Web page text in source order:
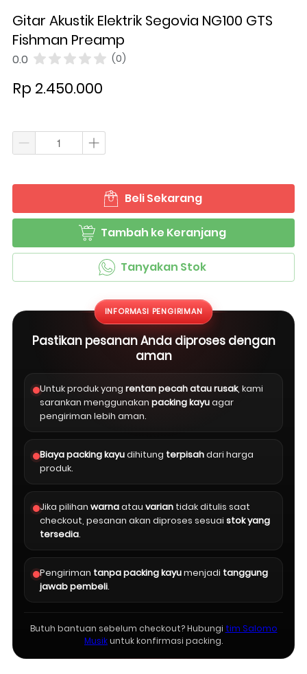
Gitar Akustik Elektrik Segovia NG100 GTS
Fishman Preamp
0.0 (0)
Rp 2.450.000
` Beli Sekarang
` Tambah ke Keranjang
` Tanyakan Stok
INFORMASI PENGIRIMAN
Pastikan pesanan Anda diproses dengan
aman
Untuk produk yang rentan pecah atau rusak, kami
sarankan menggunakan packing kayuagar
pengiriman lebih aman.
Biaya packing kayudihitung terpisahdari harga
produk.
Jika pilihan warnaatau varian tidak ditulis saat
checkout, pesanan akan diproses sesuai stok yang
tersedia.
Pengiriman tanpa packing kayumenjadi tanggung
jawab pembeli.
Butuh bantuan sebelum checkout? Hubungi tim Salomo
Musikuntuk konfirmasi packing.